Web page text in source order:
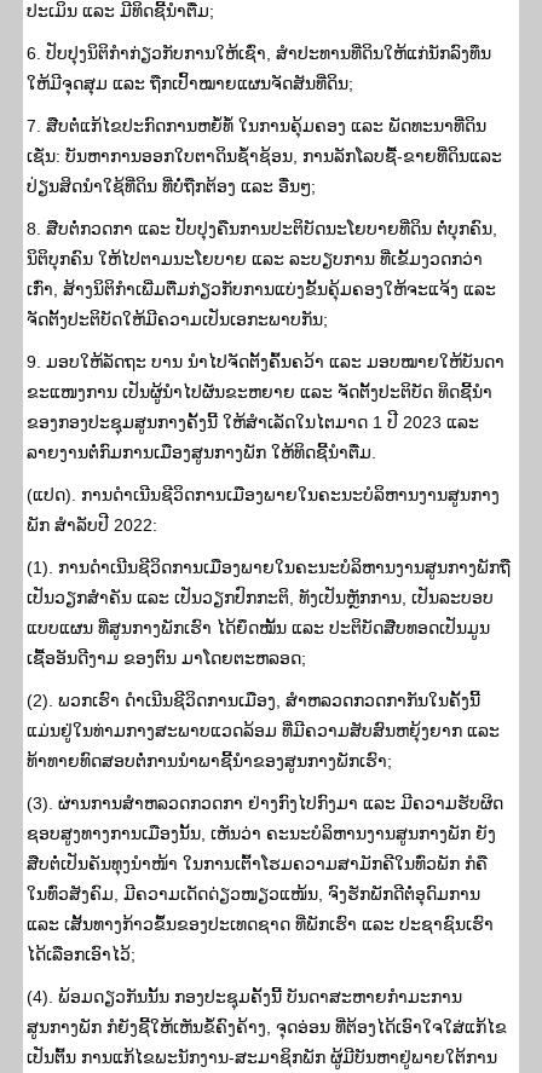
ປະເມິນ ແລະ ມີທິດຊີ້ນໍາຕື່ມ;
6. ປັບປຸງນິຕິກຳກ່ຽວກັບການໃຫ້ເຊົ່າ, ສຳປະທານທີ່ດິນໃຫ້ແກ່ນັກລົງທຶນ
ໃຫ້ມີຈຸດສຸມ ແລະ ຖືກເປົ້າໝາຍແຜນຈັດສັນທີ່ດິນ;
7. ສືບຕໍ່ແກ້ໄຂປະກົດການຫຍໍ້ທໍ້ ໃນການຄຸ້ມຄອງ ແລະ ພັດທະນາທີ່ດິນ
ເຊັ່ນ: ບັນຫາການອອກໃບຕາດິນຊໍ້າຊ້ອນ, ການລັກໂລບຊື້-ຂາຍທີ່ດິນແລະ
ປ່ຽນສິດນຳໃຊ້ທີ່ດິນ ທີ່ບໍ່ຖືກຕ້ອງ ແລະ ອື່ນໆ;
8. ສືບຕໍ່ກວດກາ ແລະ ປັບປຸງຄືນການປະຕິບັດນະໂຍບາຍທີ່ດິນ ຕໍ່ບຸກຄົນ,
ນິຕິບຸກຄົນ ໃຫ້ໄປຕາມນະໂຍບາຍ ແລະ ລະບຽບການ ທີ່ເຂັ້ມງວດກວ່າ
ເກົ່າ, ສ້າງນິຕິກຳເພີ່ມຕື່ມກ່ຽວກັບການແບ່ງຂັ້ນຄຸ້ມຄອງໃຫ້ຈະແຈ້ງ ແລະ
ຈັດຕັ້ງປະຕິບັດໃຫ້ມີຄວາມເປັນເອກະພາບກັນ;
9. ມອບໃຫ້ລັດຖະ ບານ ນໍາໄປຈັດຕັ້ງຄົ້ນຄວ້າ ແລະ ມອບໝາຍໃຫ້ບັນດາ
ຂະແໜງການ ເປັນຜູ້ນໍາໄປຜັນຂະຫຍາຍ ແລະ ຈັດຕັ້ງປະຕິບັດ ທິດຊີ້ນໍາ
ຂອງກອງປະຊຸມສູນກາງຄັ້ງນີ້ ໃຫ້ສໍາເລັດໃນໄຕມາດ 1 ປີ 2023 ແລະ
ລາຍງານຕໍ່ກົມການເມືອງສູນກາງພັກ ໃຫ້ທິດຊີ້ນໍາຕື່ມ.
(ແປດ). ການດໍາເນີນຊີວິດການເມືອງພາຍໃນຄະນະບໍລິຫານງານສູນກາງ
ພັກ ສຳລັບປີ 2022:
(1). ການດຳເນີນຊີວິດການເມືອງພາຍໃນຄະນະບໍລິຫານງານສູນກາງພັກຖື
ເປັນວຽກສໍາຄັນ ແລະ ເປັນວຽກປົກກະຕິ, ທັງເປັນຫຼັກການ, ເປັນລະບອບ
ແບບແຜນ ທີ່ສູນກາງພັກເຮົາ ໄດ້ຍຶດໝັ້ນ ແລະ ປະຕິບັດສືບທອດເປັນມູນ
ເຊື້ອອັນດີງາມ ຂອງຕົນ ມາໂດຍຕະຫລອດ;
(2). ພວກເຮົາ ດຳເນີນຊີວິດການເມືອງ, ສໍາຫລວດກວດກາກັນໃນຄັ້ງນີ້
ແມ່ນຢູ່ໃນທ່າມກາງສະພາບແວດລ້ອມ ທີ່ມີຄວາມສັບສົນຫຍຸ້ງຍາກ ແລະ
ທ້າທາຍທົດສອບຕໍ່ການນໍາພາຊີ້ນໍາຂອງສູນກາງພັກເຮົາ;
(3). ຜ່ານການສໍາຫລວດກວດກາ ຢ່າງກົງໄປກົງມາ ແລະ ມີຄວາມຮັບຜິດ
ຊອບສູງທາງການເມືອງນັ້ນ, ເຫັນວ່າ ຄະນະບໍລິຫານງານສູນກາງພັກ ຍັງ
ສືບຕໍ່ເປັນຄັນທຸງນໍາໜ້າ ໃນການເຕົ້າໂຮມຄວາມສາມັກຄີໃນທົ່ວພັກ ກໍຄື
ໃນທົ່ວສັງຄົມ, ມີຄວາມເດັດດ່ຽວໜຽວແໜ້ນ, ຈົງຮັກພັກດີຕໍ່ອຸດົມການ
ແລະ ເສັ້ນທາງກ້າວຂຶ້ນຂອງປະເທດຊາດ ທີ່ພັກເຮົາ ແລະ ປະຊາຊົນເຮົາ
ໄດ້ເລືອກເອົາໄວ້;
(4). ພ້ອມດຽວກັນນັ້ນ ກອງປະຊຸມຄັ້ງນີ້ ບັນດາສະຫາຍກຳມະການ
ສູນກາງພັກ ກໍຍັງຊີ້ໃຫ້ເຫັນຂໍ້ຄົງຄ້າງ, ຈຸດອ່ອນ ທີ່ຕ້ອງໄດ້ເອົາໃຈໃສ່ແກ້ໄຂ
ເປັນຕົ້ນ ການແກ້ໄຂພະນັກງານ-ສະມາຊິກພັກ ຜູ້ມີບັນຫາຢູ່ພາຍໃຕ້ການ